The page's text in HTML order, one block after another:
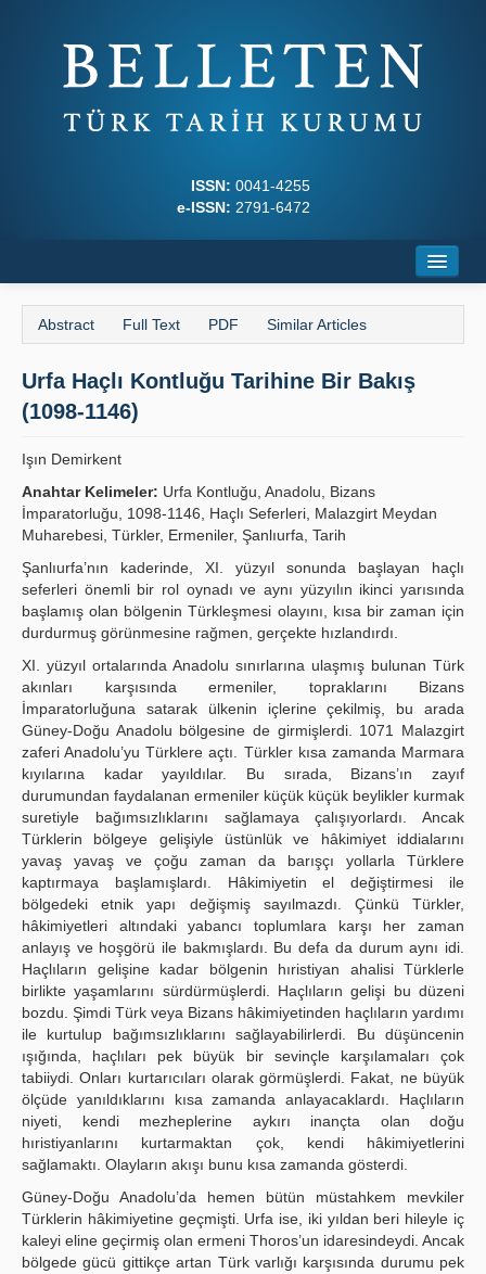
ISSN: 0041-4255
e-ISSN: 2791-6472
About
Journal Boards
Writing Rules
Publication Policies
Abstract Full Text PDF Similar Articles
Urfa Haçlı Kontluğu Tarihine Bir Bakış
(1098-1146)
Işın Demirkent
Anahtar Kelimeler: Urfa Kontluğu, Anadolu, Bizans
İmparatorluğu, 1098-1146, Haçlı Seferleri, Malazgirt Meydan
Muharebesi, Türkler, Ermeniler, Şanlıurfa, Tarih
Şanlıurfa’nın kaderinde, XI. yüzyıl sonunda başlayan haçlı
seferleri önemli bir rol oynadı ve aynı yüzyılın ikinci yarısında
başlamış olan bölgenin Türkleşmesi olayını, kısa bir zaman için
durdurmuş görünmesine rağmen, gerçekte hızlandırdı.
XI. yüzyıl ortalarında Anadolu sınırlarına ulaşmış bulunan Türk
akınları karşısında ermeniler, topraklarını Bizans
İmparatorluğuna satarak ülkenin içlerine çekilmiş, bu arada
Güney-Doğu Anadolu bölgesine de girmişlerdi. 1071 Malazgirt
zaferi Anadolu’yu Türklere açtı. Türkler kısa zamanda Marmara
kıyılarına kadar yayıldılar. Bu sırada, Bizans’ın zayıf
durumundan faydalanan ermeniler küçük küçük beylikler kurmak
suretiyle bağımsızlıklarını sağlamaya çalışıyorlardı. Ancak
Türklerin bölgeye gelişiyle üstünlük ve hâkimiyet iddialarını
yavaş yavaş ve çoğu zaman da barışçı yollarla Türklere
kaptırmaya başlamışlardı. Hâkimiyetin el değiştirmesi ile
bölgedeki etnik yapı değişmiş sayılmazdı. Çünkü Türkler,
hâkimiyetleri altındaki yabancı toplumlara karşı her zaman
anlayış ve hoşgörü ile bakmışlardı. Bu defa da durum aynı idi.
Haçlıların gelişine kadar bölgenin hıristiyan ahalisi Türklerle
birlikte yaşamlarını sürdürmüşlerdi. Haçlıların gelişi bu düzeni
bozdu. Şimdi Türk veya Bizans hâkimiyetinden haçlıların yardımı
ile kurtulup bağımsızlıklarını sağlayabilirlerdi. Bu düşüncenin
ışığında, haçlıları pek büyük bir sevinçle karşılamaları çok
tabiiydi. Onları kurtarıcıları olarak görmüşlerdi. Fakat, ne büyük
ölçüde yanıldıklarını kısa zamanda anlayacaklardı. Haçlıların
niyeti, kendi mezheplerine aykırı inançta olan doğu
hıristiyanlarını kurtarmaktan çok, kendi hâkimiyetlerini
sağlamaktı. Olayların akışı bunu kısa zamanda gösterdi.
Güney-Doğu Anadolu’da hemen bütün müstahkem mevkiler
Türklerin hâkimiyetine geçmişti. Urfa ise, iki yıldan beri hileyle iç
kaleyi eline geçirmiş olan ermeni Thoros’un idaresindeydi. Ancak
bölgede gücü gittikçe artan Türk varlığı karşısında durumu pek